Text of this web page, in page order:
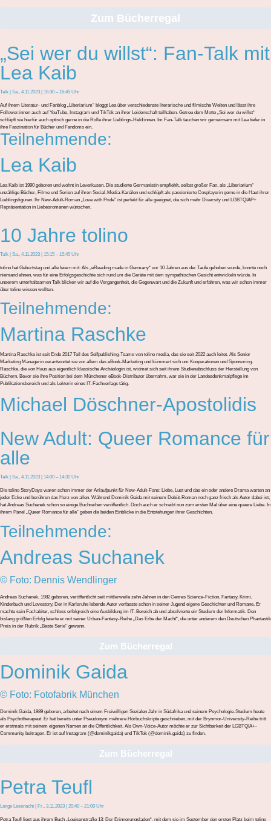
Zum Bücherregal
„Sei wer du willst“: Fan-Talk mit
Lea Kaib
Talk | Sa., 4.11.2023 | 16:30 – 16:45 Uhr
Auf ihrem Literatur- und Fanblog „Liberiarium“ bloggt Lea über verschiedenste literarische und filmische Welten und lässt ihre
Follower:innen auch auf YouTube, Instagram und TikTok an ihrer Leidenschaft teilhaben. Getreu dem Motto „Sei wer du willst“
schlüpft sie hierfür auch optisch gerne in die Rolle ihrer Lieblings-Held:innen. Im Fan-Talk tauchen wir gemeinsam mit Lea tiefer in
ihre Faszination für Bücher und Fandoms ein.
Teilnehmende:
Lea Kaib
Lea Kaib ist 1990 geboren und wohnt in Leverkusen. Die studierte Germanistin empfiehlt, selbst großer Fan, als „Liberiarium“
unzählige Bücher, Filme und Serien auf ihren Social-Media-Kanälen und schlüpft als passionierte Cosplayerin gerne in die Haut ihrer
Lieblingsfiguren. Ihr New-Adult-Roman „Love with Pride” ist perfekt für alle geeignet, die sich mehr Diversity und LGBTQIAP+
Repräsentation in Liebesromanen wünschen.
10 Jahre tolino
Talk | Sa., 4.11.2023 | 15:15 – 15:45 Uhr
tolino hat Geburtstag und alle feiern mit: A ls „eReading made in Germany“ vor 10 Jahren aus der Taufe gehoben wurde, konnte noch
niemand ahnen, was für eine Erfolgsgeschichte sich rund um die Geräte mit dem sympathischen Gesicht entwickeln würde. In
unserem unterhaltsamen Talk blicken wir auf die Vergangenheit, die Gegenwart und die Zukunft und erfahren, was wir schon immer
über tolino wissen wollten.
Teilnehmende:
Martina Raschke
Martina Raschke ist seit Ende 2017 Teil des Selfpublishing-Teams von tolino media, das sie seit 2022 auch leitet. Als Senior
Marketing Managerin verantwortet sie vor allem das eBook-Marketing und kümmert sich um Kooperationen und Sponsoring.
Raschke, die von Haus aus eigentlich klassische Archäologin ist, widmet sich seit ihrem Studienabschluss der Herstellung von
Büchern. Bevor sie ihre Position bei dem Münchener eBook-Distributor übernahm, war sie in der Landesdenkmalpflege im
Publikationsbereich und als Lektorin eines IT-Fachverlags tätig.
Michael Döschner-Apostolidis
New Adult: Queer Romance für
alle
Talk | Sa., 4.11.2023 | 14:00 – 14:30 Uhr
Die tolino StoryDays waren schon immer der Anlaufpunkt für New-Adult-Fans: Liebe, Lust und das ein oder andere Drama warten an
jeder Ecke und berühren das Herz von allen. Während Dominik Gaidamit seinem Debüt-Roman noch ganz frisch als Autor dabei ist,
hat Andreas Suchanek schon so einige Buchreihen veröffentlich. Doch auch er schreibt nun zum ersten Mal über eine queere Liebe. In
ihrem Panel „Queer Romance für alle“ geben die beiden Einblicke in die Entstehungen ihrer Geschichten.
Teilnehmende:
Andreas Suchanek
© Foto: Dennis Wendlinger
Andreas Suchanek, 1982 geboren, veröffentlicht seit mittlerweile zehn Jahren in den Genres Science-Fiction, Fantasy, Krimi,
Kinderbuch und Lovestory. Der in Karlsruhe lebende Autor verfasste schon in seiner Jugend eigene Geschichten und Romane. Er
machte sein Fachabitur, schloss erfolgreich eine Ausbildung im IT-Bereich ab und absolvierte ein Studium der Informatik. Den
bislang größten Erfolg feierte er mit seiner Urban-Fantasy-Reihe „Das Erbe der Macht“, die unter anderem den Deutschen Phantastik
Preis in der Rubrik „Beste Serie“ gewann.
Zum Bücherregal
Dominik Gaida
© Foto: Fotofabrik München
Dominik Gaida, 1989 geboren, arbeitet nach einem Freiwilligen Sozialen Jahr in Südafrika und seinem Psychologie-Studium heute
als Psychotherapeut. Er hat bereits unter Pseudonym mehrere Hörbuchskripte geschrieben, mit der Brynmor-University-Reihe tritt
er erstmals mit seinem eigenen Namen an die Öffentlichkeit. Als Own-Voice-Autor möchte er zur Sichtbarkeit der LGBTQIA+-
Community beitragen. Er ist auf Instagram (@dominikgaida) und TikTok (@dominik.gaida) zu finden.
Zum Bücherregal
Petra Teufl
Lange Lesenacht | Fr., 3.11.2023 | 20:40 – 21:00 Uhr
Petra Teufl liest aus ihrem Buch „Louisenstraße 13: Der Erinnerungsladen“, mit dem sie im September den ersten Platz beim tolino